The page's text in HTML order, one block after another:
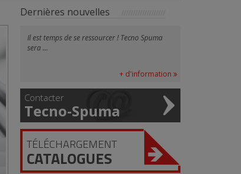
Dernières nouvelles
Il est temps de se ressourcer ! Tecno Spuma
sera ...
+ d'information
Contacter
Tecno-Spuma
TÉLÉCHARGEMENT
CATALOGUES